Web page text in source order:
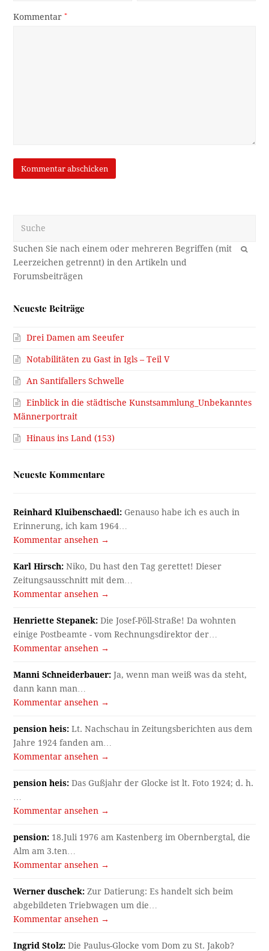
Kommentar*
OK
Neueste Beiträge
Drei Damen am Seeufer
Notabilitäten zu Gast in Igls – Teil V
An Santifallers Schwelle
Einblick in die städtische Kunstsammlung_Unbekanntes
Männerportrait
Hinaus ins Land (153)
Neueste Kommentare
Reinhard Kluibenschaedl: Genauso habe ich es auch in
Erinnerung, ich kam 1964…
Kommentar ansehen →
Karl Hirsch: Niko, Du hast den Tag gerettet! Dieser
Zeitungsausschnitt mit dem…
Kommentar ansehen →
Henriette Stepanek: Die Josef-Pöll-Straße! Da wohnten
einige Postbeamte - vom Rechnungsdirektor der…
Kommentar ansehen →
Manni Schneiderbauer: Ja, wenn man weiß was da steht,
dann kann man…
Kommentar ansehen →
pension heis: Lt. Nachschau in Zeitungsberichten aus dem
Jahre 1924 fanden am…
Kommentar ansehen →
pension heis: Das Gußjahr der Glocke ist lt. Foto 1924; d. h.
Kommentar ansehen →
pension: 18.Juli 1976 am Kastenberg im Obernbergtal, die
Alm am 3.ten…
Kommentar ansehen →
Werner duschek: Zur Datierung: Es handelt sich beim
abgebildeten Triebwagen um die…
Kommentar ansehen →
Ingrid Stolz: Die Paulus-Glocke vom Dom zu St. Jakob?